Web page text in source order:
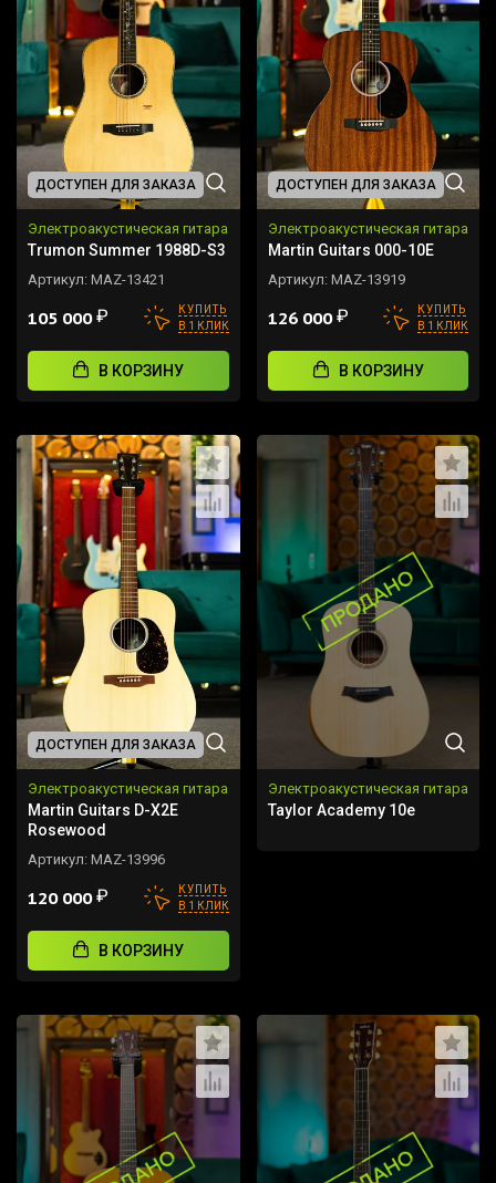
ДОСТУПЕН ДЛЯ ЗАКАЗА
Электроакустическая гитара
Trumon Summer 1988D-S3
Артикул: MAZ-13421
105 000₽
КУПИТЬ
В 1 КЛИК
В КОРЗИНУ
ДОСТУПЕН ДЛЯ ЗАКАЗА
Электроакустическая гитара
Martin Guitars 000-10E
Артикул: MAZ-13919
126 000₽
КУПИТЬ
В 1 КЛИК
В КОРЗИНУ
ДОСТУПЕН ДЛЯ ЗАКАЗА
Электроакустическая гитара
Martin Guitars D-X2E
Rosewood
Артикул: MAZ-13996
120 000₽
КУПИТЬ
В 1 КЛИК
В КОРЗИНУ
Электроакустическая гитара
Taylor Academy 10e